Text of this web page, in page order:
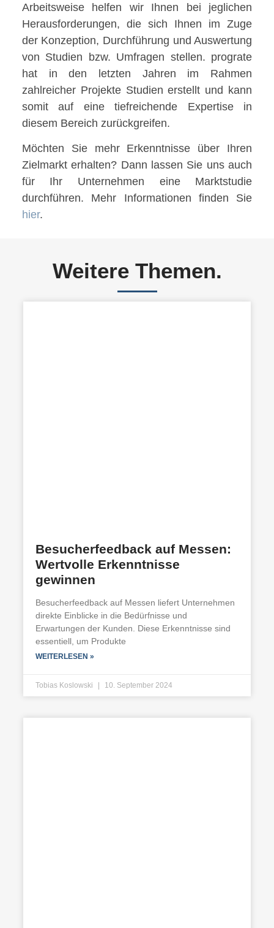
Arbeitsweise helfen wir Ihnen bei jeglichen
Herausforderungen, die sich Ihnen im Zuge
der Konzeption, Durchführung und Auswertung
von Studien bzw. Umfragen stellen. prograte
hat in den letzten Jahren im Rahmen
zahlreicher Projekte Studien erstellt und kann
somit auf eine tiefreichende Expertise in
diesem Bereich zurückgreifen.
Möchten Sie mehr Erkenntnisse über Ihren
Zielmarkt erhalten? Dann lassen Sie uns auch
für Ihr Unternehmen eine Marktstudie
durchführen. Mehr Informationen finden Sie
hier.
Weitere Themen.
Besucherfeedback auf Messen:
Wertvolle Erkenntnisse
gewinnen
Besucherfeedback auf Messen liefert Unternehmen
direkte Einblicke in die Bedürfnisse und
Erwartungen der Kunden. Diese Erkenntnisse sind
essentiell, um Produkte
WEITERLESEN »
Tobias Koslowski 10. September 2024